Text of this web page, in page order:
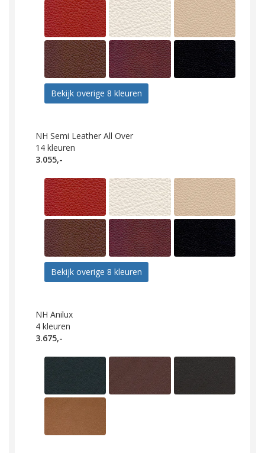
Bekijk overige 8 kleuren
NH Semi Leather All Over
14 kleuren
3.055,-
Bekijk overige 8 kleuren
NH Anilux
4 kleuren
3.675,-